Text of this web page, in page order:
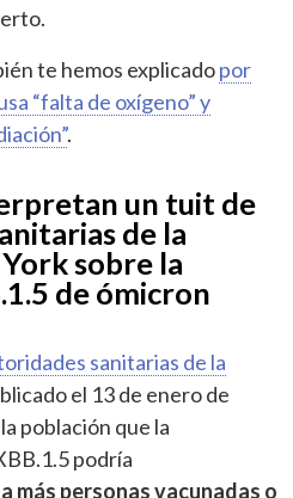
te hemos explicadopor
“falta de oxígeno” y
.
un tuit de
de la
sobre la
de ómicron
sanitarias de la
el 13 de enero de
población que la
podría
más personas vacunadas o